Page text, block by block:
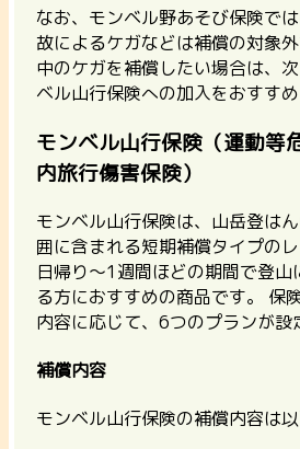
なお、 モンベル野あそび保険で
故によるケガなどは補償の対象外
中のケガを補償したい場合は、
ベル山行保険への加入をおすすめ
モンベル山行保険（運動等
内旅行傷害保険）
モンベル山行保険は、山岳登は
囲に含まれる短期補償タイプのレ
日帰り〜1週間ほどの期間で登山
る方におすすめの商品です。
保
内容に応じて、6つのプランが設
補償内容
モンベル山行保険の補償内容は以